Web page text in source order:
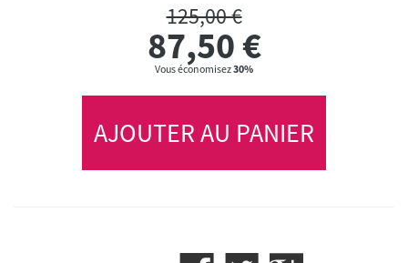
125,00 €
87,50€
Vous économisez30%
AJOUTER AU PANIER